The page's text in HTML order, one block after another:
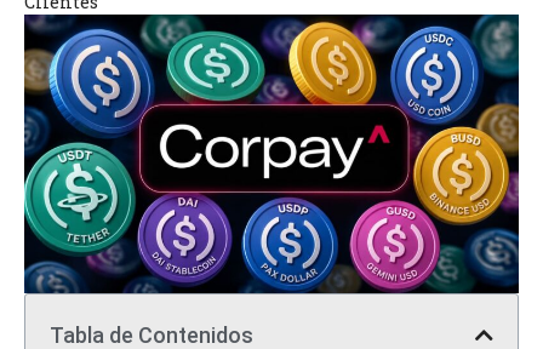
Tabla de Contenidos